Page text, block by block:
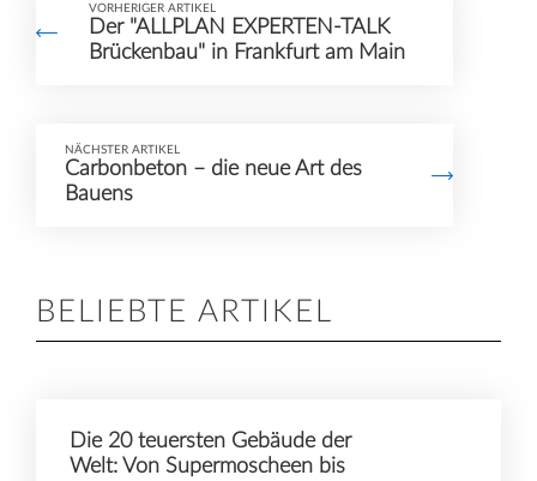
VORHERIGER ARTIKEL
Der "ALLPLAN EXPERTEN-TALK
Brückenbau" in Frankfurt am Main
NÄCHSTER ARTIKEL
Carbonbeton – die neue Art des
Bauens
BELIEBTE ARTIKEL
Die 20 teuersten Gebäude der
Welt: Von Supermoscheen bis